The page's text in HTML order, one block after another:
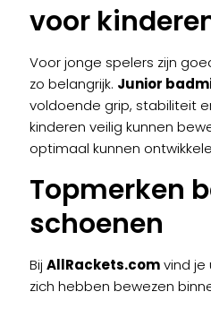
voor
Voor jonge spelers zijn
zo belangrijk. Junior
voldoende grip, stabiliteit
kinderen veilig kunnen
optimaal kunnen
Topmerken
schoenen
Bij AllRackets.comvind je
zich hebben bewezen